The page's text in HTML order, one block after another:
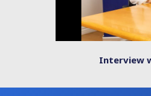
Interview